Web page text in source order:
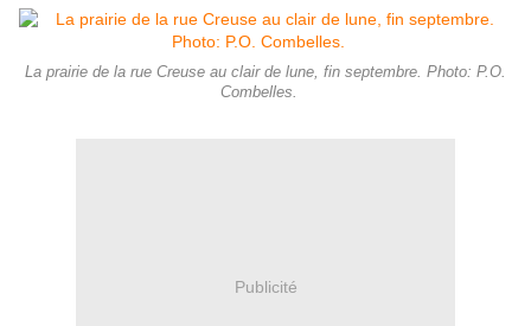
La prairie de la rue Creuse au clair de lune, fin septembre. Photo: P.O.
Combelles.
Publicité